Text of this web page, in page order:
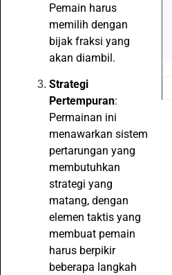
Pemain harus
memilih dengan
bijak fraksi yang
akan diambil.
Strategi
Pertempuran:
Permainan ini
menawarkan sistem
pertarungan yang
membutuhkan
strategi yang
matang, dengan
elemen taktis yang
membuat pemain
harus berpikir
beberapa langkah